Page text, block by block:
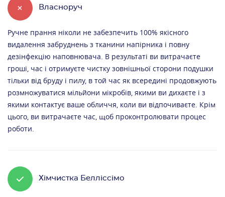
+ Власноруч
Ручне прання ніколи не забезпечить 100% якісного
видалення забруднень з тканини напірника і повну
дезінфекцію наповнювача. В результаті ви витрачаєте
гроші, час і отримуєте чистку зовнішньої сторони подушки
тільки від бруду і пилу, в той час як всередині продовжують
розмножуватися мільйони мікробів, якими ви дихаєте і з
якими контактує ваше обличчя, коли ви відпочиваєте. Крім
цього, ви витрачаєте час, щоб проконтролювати процес
роботи.
Хімчистка Белліссімо